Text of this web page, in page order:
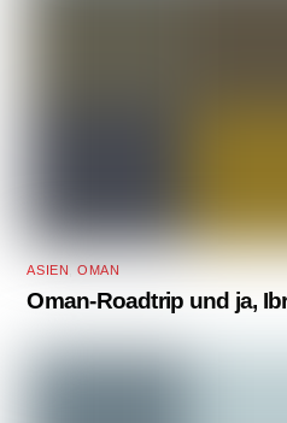
ASIEN ,OMAN
Oman-Roadtrip und ja,